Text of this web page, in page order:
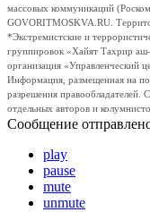
массовых коммуникаций
GOVORITMOSKVA.RU.
*Экстремистские и
группировок «Хайят Тахрир
организация «Управленческий
Информация, размещенная на
разрешения правообладателей.
отдельных авторов и
Сообщение
play
pause
mute
unmute